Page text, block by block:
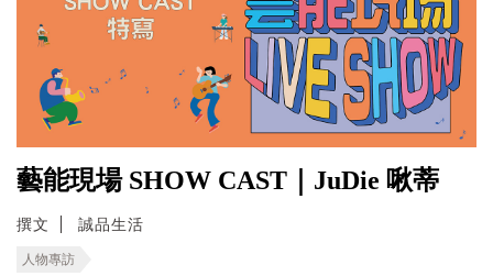
藝能現場 SHOW CAST｜JuDie 啾蒂
撰文 誠品生活
人物專訪